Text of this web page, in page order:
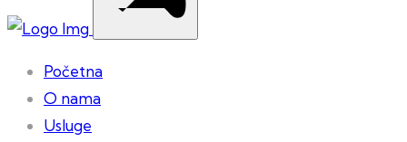
Početna
O nama
Usluge